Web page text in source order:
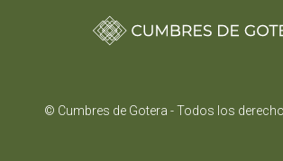
© Cumbres de Gotera - Todos los